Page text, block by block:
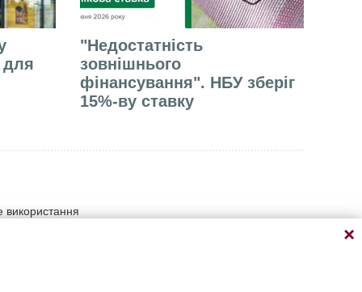
для
"Недостатність
зовнішнього
фінансування". НБУ зберіг
15%-ву ставку
використання